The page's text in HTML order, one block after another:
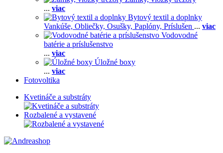
... viac
Bytový textil a doplnky
Vankúše, Obliečky, Osušky, Paplóny, Príslušen ... viac
Vodovodné
batérie a príslušenstvo
... viac
Úložné boxy
... viac
Fotovoltika
Kvetináče a substráty
Rozbalené a vystavené